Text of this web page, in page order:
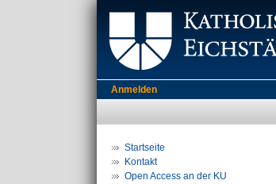
Anmelden
Startseite
Kontakt
Open Access an der KU